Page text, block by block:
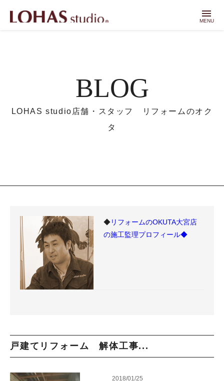
menu
MENU
BLOG
LOHAS studio店舗・スタッフ リフォームのオク
タ
◆リフォームのOKUTA大宮店
の施工監理プロフィール◆
戸建てリフォーム 解体工事...
2018/01/25